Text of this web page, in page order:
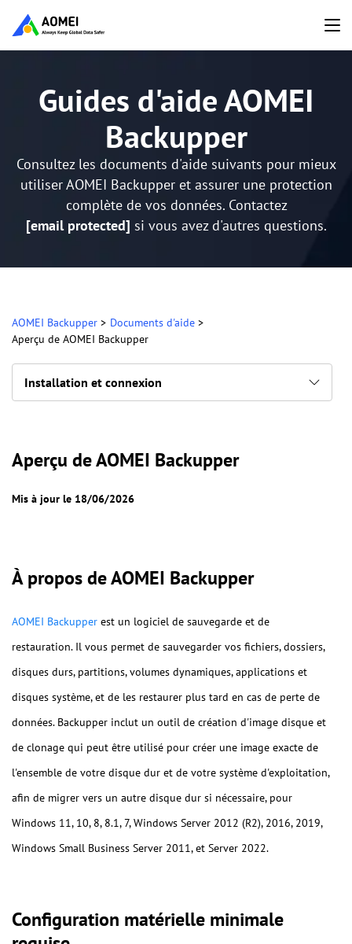
Guides d'aide AOMEI
Backupper
Consultez les documents d'aide suivants pour mieux
utiliser AOMEI Backupper et assurer une protection
complète de vos données. Contactez
[email protected] si vous avez d'autres questions.
AOMEI Backupper > Documents d'aide >
Aperçu de AOMEI Backupper
Installation et connexion
Aperçu de AOMEI Backupper
Mis à jour le 18/06/2026
À propos de AOMEI Backupper
AOMEI Backupper est un logiciel de sauvegarde et de
restauration. Il vous permet de sauvegarder vos fichiers, dossiers,
disques durs, partitions, volumes dynamiques, applications et
disques système, et de les restaurer plus tard en cas de perte de
données. Backupper inclut un outil de création d'image disque et
de clonage qui peut être utilisé pour créer une image exacte de
l'ensemble de votre disque dur et de votre système d'exploitation,
afin de migrer vers un autre disque dur si nécessaire, pour
Windows 11, 10, 8, 8.1, 7, Windows Server 2012 (R2), 2016, 2019,
Windows Small Business Server 2011, et Server 2022.
Configuration matérielle minimale